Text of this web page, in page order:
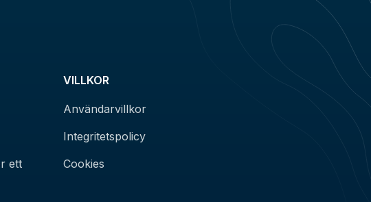
ett
VILLKOR
Användarvillkor
Integritetspolicy
Cookies